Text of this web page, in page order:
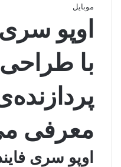
موبایل
با
معرفی